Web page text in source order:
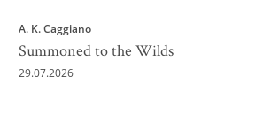
A. K. Caggiano
Summoned to the Wilds
29.07.2026